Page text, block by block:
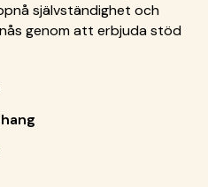
självständighet och
genom att erbjuda stöd